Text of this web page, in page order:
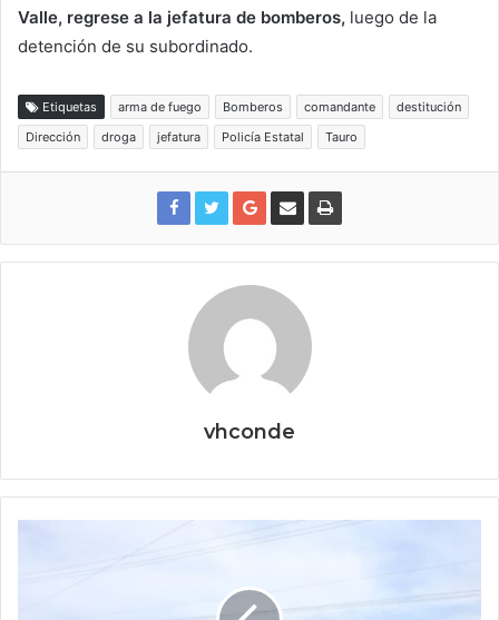
Valle, regrese a la jefatura de bomberos, luego de la
detención de su subordinado.
Etiquetas arma de fuego Bomberos comandante
destitución
Dirección
droga jefatura Policía Estatal Tauro
vhconde